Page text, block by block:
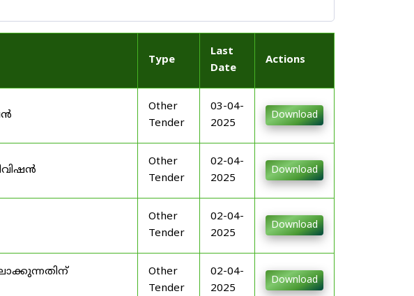
Type
Last
Date
Actions
Other
Tender
03-04-
2025
Download
Other
Tender
02-04-
2025
Download
Other
Tender
02-04-
2025
Download
Other
Tender
02-04-
2025
Download